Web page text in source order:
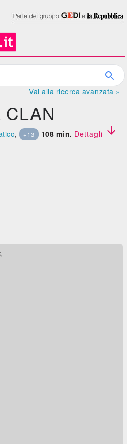
Vai alla ricerca avanzata »
, +13 108 min. Dettagli 